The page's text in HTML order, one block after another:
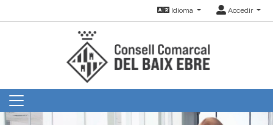
Idioma Accedir